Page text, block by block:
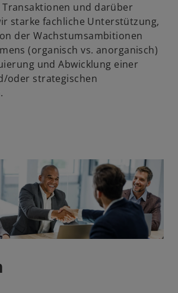
Transaktionen und darüber
starke fachliche Unterstützung,
der Wachstumsambitionen
(organisch vs. anorganisch)
und Abwicklung einer
oder strategischen